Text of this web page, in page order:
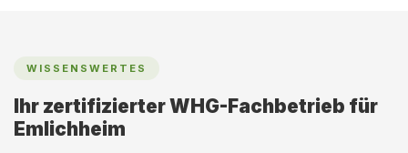
WISSENSWERTES
Ihr zertifizierter WHG-Fachbetrieb für
Emlichheim